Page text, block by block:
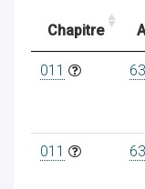
Chapitre
011
011